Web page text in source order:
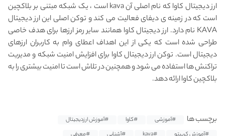
ارز دیجیتال کاوا که نام اصلی آن kava است ، یک شبکه مبتنی بر بلاکچین
است که در زمینه ی دیفای فعالیت می کند و توکن اصلی این ارز دیجیتال
KAVA نام دارد. ارز دیجیتال کاوا همانند سایر رمز ارزها برای هدف خاصی
طراحی شده است که یکی از این اهداف اعطای وام به کاربران ارزهای
دیجیتال است. توکن ارز دیجیتال کاوا برای افزایش امنیت شبکه و مدیریت
تراکنش ها استفاده می شود و همچنین در تلاش است تا امنیت بیشتری را به
بلاکچین کاوا ارائه دهد.
برچسب ها #آموزشی #کاوا
#آموزش ارزدیجیتال